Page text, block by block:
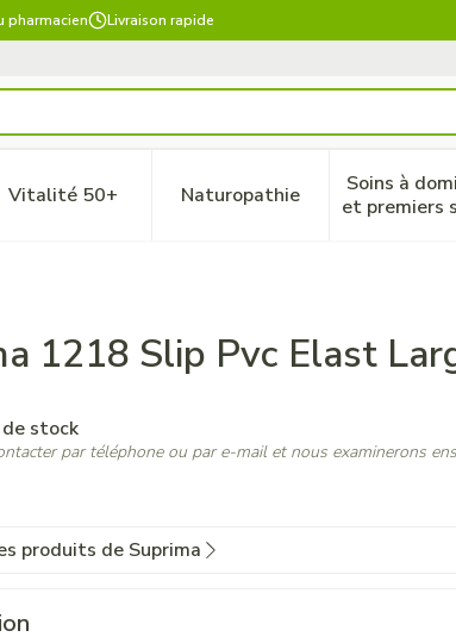
pharmacien Livraison rapide
et hygièneRégime, alimentation & vitamines
menu pour la catégorie Grossesse et enfants
Vitalité 50+Afficher le sous-menu pour la catégorie
NaturopathieAfficher le sous-menu
Soins à
et premiers
jambe T58
1218 Slip Pvc Elast
stock
par téléphone ou par e-mail et nous examinerons
produits de Suprima